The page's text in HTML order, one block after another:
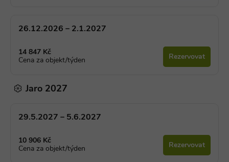
26.12.2026 – 2.1.2027
14 847 Kč
Cena za objekt/týden
Rezervovat
Jaro 2027
29.5.2027 – 5.6.2027
10 906 Kč
Cena za objekt/týden
Rezervovat